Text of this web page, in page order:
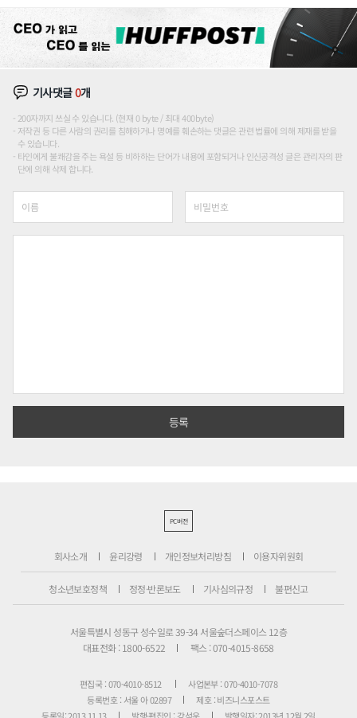
기사댓글0개
200자까지 쓰실 수 있습니다. (현재 0 byte / 최대 400byte)
저작권 등 다른 사람의 권리를 침해하거나 명예를 훼손하는 댓글은 관련 법률에 의해 제재를 받을
수 있습니다.
타인에게 불쾌감을 주는 욕설 등 비하하는 단어가 내용에 포함되거나 인신공격성 글은 관리자의 판
단에 의해 삭제 합니다.
PC버전
회사소개 윤리강령 개인정보처리방침 이용자위원회
청소년보호정책 정정·반론보도 기사심의규정 불편신고
서울특별시 성동구 성수일로 39-34 서울숲더스페이스 12층
대표전화 : 1800-6522
팩스 : 070-4015-8658
편집국 : 070-4010-8512
사업본부 : 070-4010-7078
등록번호 : 서울 아 02897
제호 : 비즈니스포스트
등록일: 2013.11.13
발행·편집인 : 강석운 발행일자: 2013년 12월 2일